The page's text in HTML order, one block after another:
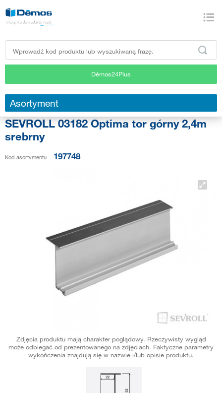
Démos24Plus
Asortyment
SEVROLL 03182 Optima tor górny 2,4m
srebrny
Kod asortymentu 197748
Zdjęcia produktu mają charakter poglądowy. Rzeczywisty wygląd
może odbiegać od prezentowanego na zdjęciach. Faktyczne parametry
wykończenia znajdują się w nazwie i/lub opisie produktu.